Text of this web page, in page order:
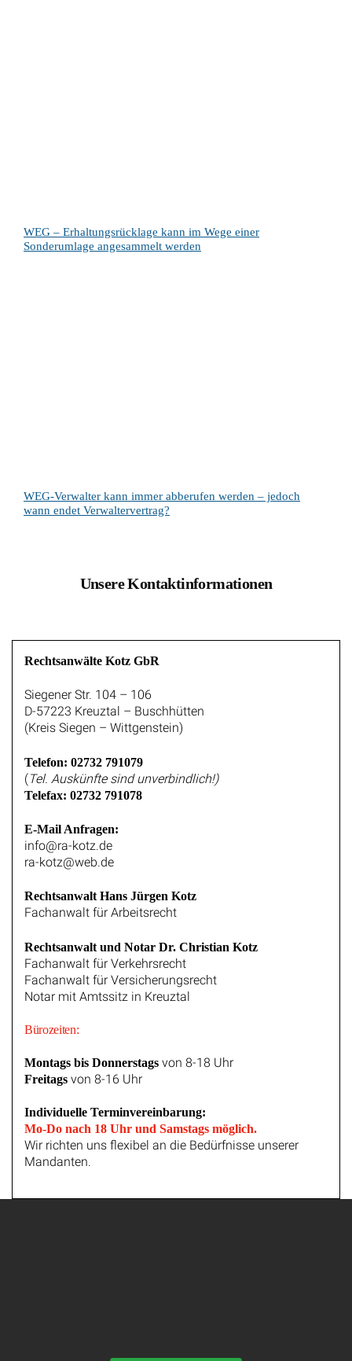
WEG – Erhaltungsrücklage kann im Wege einer
Sonderumlage angesammelt werden
WEG-Verwalter kann immer abberufen werden – jedoch
wann endet Verwaltervertrag?
Unsere Kontaktinformationen
Rechtsanwälte Kotz GbR
Siegener Str. 104 – 106
D-57223 Kreuztal – Buschhütten
(Kreis Siegen – Wittgenstein)
Telefon: 02732 791079
(Tel. Auskünfte sind unverbindlich!)
Telefax: 02732 791078
E-Mail Anfragen:
info@ra-kotz.de
ra-kotz@web.de
Rechtsanwalt Hans Jürgen Kotz
Fachanwalt für Arbeitsrecht
Rechtsanwalt und Notar Dr. Christian Kotz
Fachanwalt für Verkehrsrecht
Fachanwalt für Versicherungsrecht
Notar mit Amtssitz in Kreuztal
Bürozeiten:
Montags bis Donnerstags von 8-18 Uhr
Freitags von 8-16 Uhr
Individuelle Terminvereinbarung:
Mo-Do nach 18 Uhr und Samstags möglich.
Wir richten uns flexibel an die Bedürfnisse unserer
Mandanten.